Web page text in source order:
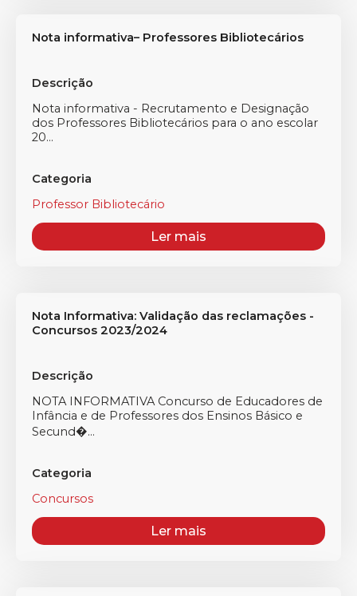
Nota informativa– Professores Bibliotecários
Descrição
Nota informativa - Recrutamento e Designação
dos Professores Bibliotecários para o ano escolar
20...
Categoria
Professor Bibliotecário
Ler mais
Nota Informativa: Validação das reclamações -
Concursos 2023/2024
Descrição
NOTA INFORMATIVA Concurso de Educadores de
Infância e de Professores dos Ensinos Básico e
Secund�...
Categoria
Concursos
Ler mais